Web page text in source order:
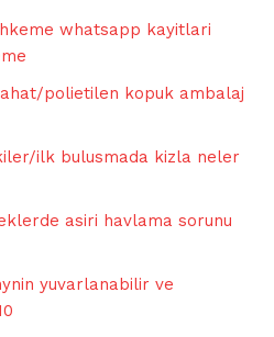
whatsapp kayitlari
polietilen kopuk ambalaj
ilk bulusmada kizla neler
asiri havlama sorunu
yuvarlanabilir ve